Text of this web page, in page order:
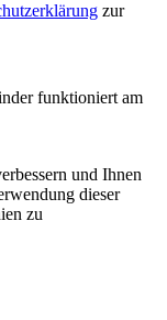
zur
funktioniert am
und Ihnen
dieser
zu